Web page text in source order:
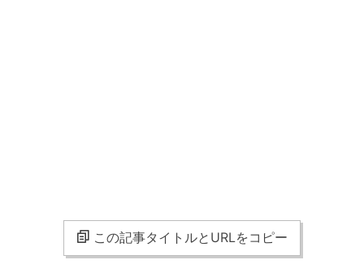
この記事タイトルとURLをコピー